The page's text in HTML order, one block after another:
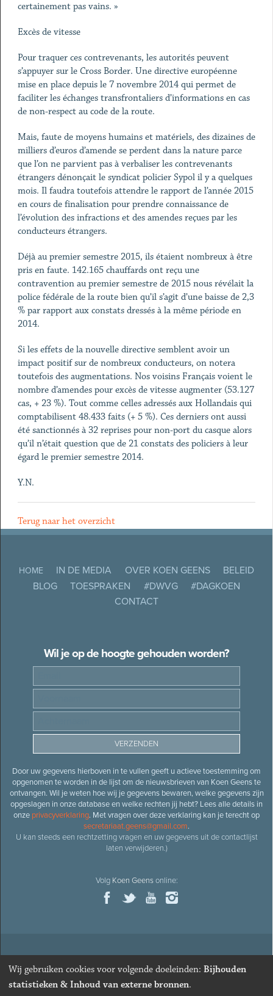
certainement pas vains. »
Excès de vitesse
Pour traquer ces contrevenants, les autorités peuvent
s’appuyer sur le Cross Border. Une directive européenne
mise en place depuis le 7 novembre 2014 qui permet de
faciliter les échanges transfrontaliers d’informations en cas
de non-respect au code de la route.
Mais, faute de moyens humains et matériels, des dizaines de
milliers d’euros d’amende se perdent dans la nature parce
que l’on ne parvient pas à verbaliser les contrevenants
étrangers dénonçait le syndicat policier Sypol il y a quelques
mois. Il faudra toutefois attendre le rapport de l’année 2015
en cours de finalisation pour prendre connaissance de
l’évolution des infractions et des amendes reçues par les
conducteurs étrangers.
Déjà au premier semestre 2015, ils étaient nombreux à être
pris en faute. 142.165 chauffards ont reçu une
contravention au premier semestre de 2015 nous révélait la
police fédérale de la route bien qu’il s’agit d’une baisse de 2,3
% par rapport aux constats dressés à la même période en
2014.
Si les effets de la nouvelle directive semblent avoir un
impact positif sur de nombreux conducteurs, on notera
toutefois des augmentations. Nos voisins Français voient le
nombre d’amendes pour excès de vitesse augmenter (53.127
cas, + 23 %). Tout comme celles adressés aux Hollandais qui
comptabilisent 48.433 faits (+ 5 %). Ces derniers ont aussi
été sanctionnés à 32 reprises pour non-port du casque alors
qu’il n’était question que de 21 constats des policiers à leur
égard le premier semestre 2014.
Y.N.
Terug naar het overzicht
HOME IN DE MEDIA OVER KOEN GEENS
BELEID
BLOG
TOESPRAKEN #DWVG
#DAGKOEN
CONTACT
Wil je op de hoogte gehouden worden?
Door uw gegevens hierboven in te vullen geeft u actieve toestemming om
opgenomen te worden in de lijst om de nieuwsbrieven van Koen Geens te
ontvangen. Wil je weten hoe wij je gegevens bewaren, welke gegevens zijn
opgeslagen in onze database en welke rechten jij hebt? Lees alle details in
onze privacyverklaring. Met vragen over deze verklaring kan je terecht op
secretariaat.geens@gmail.com.
U kan steeds een rechtzetting vragen en uw gegevens uit de contactlijst
laten verwijderen.)
Volg Koen Geensonline:
© 2026Oud-minister en ere-volksvertegenwoordiger Koen
· Alle rechten voorbehouden · Cookies wijzigen
Webdesign&website ontwikkelingdoor Zenjoy in Leuven
Wij gebruiken cookies voor volgende doeleinden: Bijhouden
statistieken & Inhoud van externe bronnen.